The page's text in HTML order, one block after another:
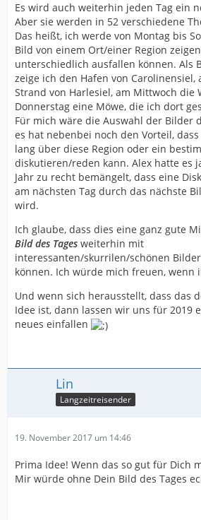
Es wird auch weiterhin jeden Tag ein
Aber sie werden in 52 verschiedene
Das heißt, ich werde von Montag bis
Bild von einem Ort/einer Region
unterschiedlich ausfallen können. Als
zeige ich den Hafen von Carolinensiel,
Strand von Harlesiel, am Mittwoch die
Donnerstag eine Möwe, die ich dort
Für mich wäre die Auswahl der Bilder
es hat nebenbei noch den Vorteil,
lang über diese Region oder ein
diskutieren/reden kann. Alex hatte es
Jahr zu recht bemängelt, dass eine
am nächsten Tag durch das nächste
wird.
Ich glaube, dass dies eine ganz gute
Bild des Tages weiterhin mit
interessanten/skurrilen/schönen
können. Ich würde mich freuen, wenn
Und wenn sich herausstellt, dass das
Idee ist, dann lassen wir uns für 2019
neues einfallen
Lin
Langzeitreisender
19. November 2017 um 14:46
Prima Idee! Wenn das so gut für Dich
Mir würde ohne Dein Bild des Tages